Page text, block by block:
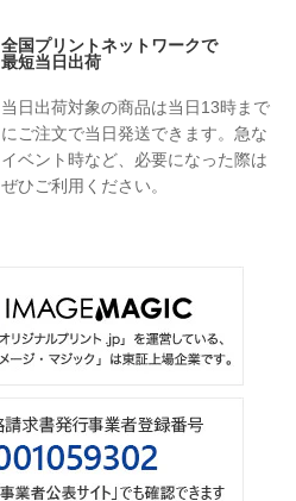
全国プリントネットワークで
最短当日出荷
当日出荷対象の商品は当日13時まで
にご注文で当日発送できます。急な
イベント時など、必要になった際は
ぜひご利用ください。